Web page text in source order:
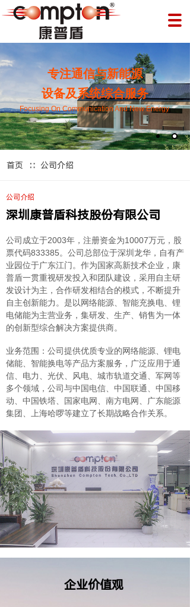
专注通信与新能源
设备及系统综合服务
Focusing On Communication And New Energy
首页 ∷ 公司介绍
公司介绍
深圳康普盾科技股份有限公司
公司成立于2003年，注册资金为10007万元，股
票代码833385。公司总部位于深圳龙华，自有产
业园位于广东江门。作为国家高新技术企业，康
普盾一贯重视研发投入和团队建设，采用自主研
发设计为主，合作研发相结合的模式，不断提升
自主创新能力。是以网络能源、智能充换电、锂
电储能为主营业务，集研发、生产、销售为一体
的创新型综合解决方案提供商。
业务范围：公司提供优质专业的网络能源、锂电
储能、智能换电等产品方案服务，广泛应用于通
信、电力、光伏、风电、城市轨道交通、军网等
多个领域，公司与中国电信、中国联通、中国移
动、中国铁塔、国家电网、南方电网、广东能源
集团、上海哈啰等建立了长期战略合作关系。
企业价值观